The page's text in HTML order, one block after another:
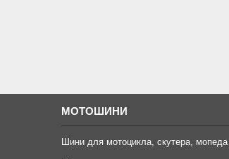
МОТОШИНИ
Шини для мотоцикла, скутера, мопеда